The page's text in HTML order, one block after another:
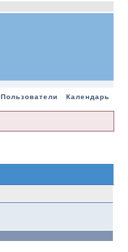
Пользователи Календарь